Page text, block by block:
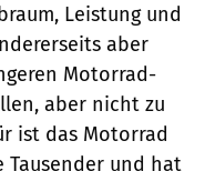
Leistung und
aber
Motorrad-
aber nicht zu
ist das Motorrad
Tausender und hat